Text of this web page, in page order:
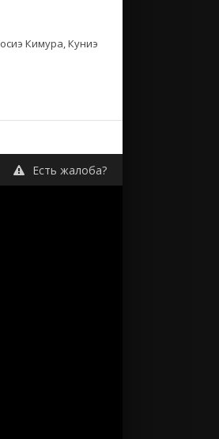
Кимура, Куниэ
Есть жалоба?